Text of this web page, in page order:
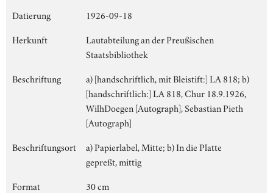
Datierung
1926-09-18
Herkunft
Lautabteilung an der Preußischen
Staatsbibliothek
Beschriftung
a) [handschriftlich, mit Bleistift:] LA 818; b)
[handschriftlich:] LA 818, Chur 18.9.1926,
WilhDoegen [Autograph], Sebastian Pieth
[Autograph]
Beschriftungsort
a) Papierlabel, Mitte; b) In die Platte
gepreßt, mittig
Format
30 cm